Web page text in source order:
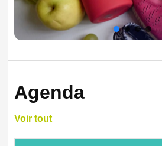
Agenda
Voir tout